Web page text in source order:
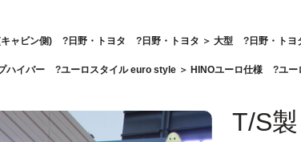
ャビン側) 日野・トヨタ 日野・トヨタ ＞ 大型 日野・トヨ
ハイバー ユーロスタイル euro style ＞ HINOユーロ仕様 ユー
T/S